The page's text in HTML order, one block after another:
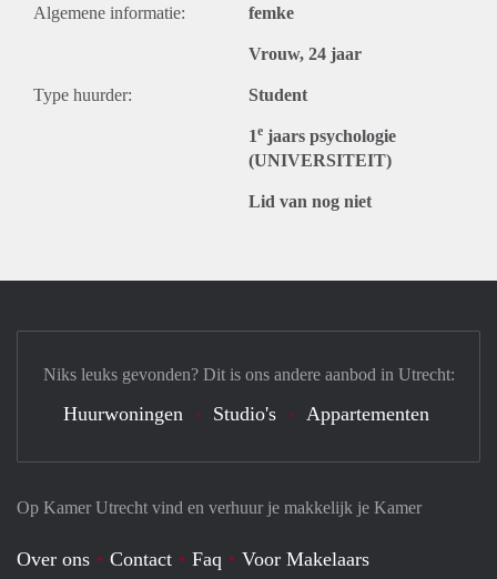
Algemene informatie: femke
Vrouw, 24 jaar
Type huurder: Student
1e jaars psychologie
(UNIVERSITEIT)
Lid van nog niet
Op Kamer Utrecht vind en verhuur je makkelijk je Kamer
Over ons Contact Faq Voor Makelaars
Niks leuks gevonden? Dit is ons andere aanbod in Utrecht:
Huurwoningen Studio's Appartementen